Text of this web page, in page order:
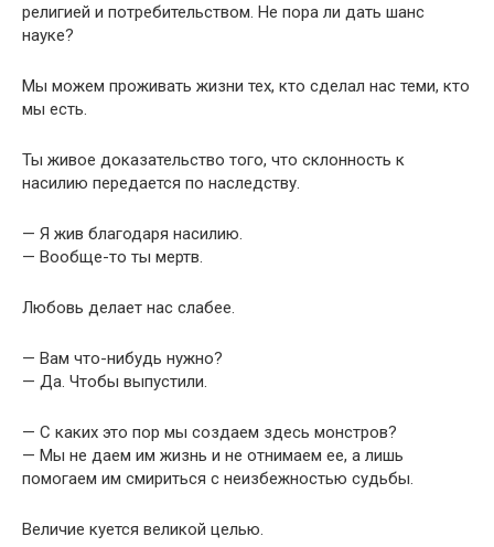
религией и потребительством. Не пора ли дать шанс
науке?
Мы можем проживать жизни тех, кто сделал нас теми, кто
мы есть.
Ты живое доказательство того, что склонность к
насилию передается по наследству.
— Я жив благодаря насилию.
— Вообще-то ты мертв.
Любовь делает нас слабее.
— Вам что-нибудь нужно?
— Да. Чтобы выпустили.
— С каких это пор мы создаем здесь монстров?
— Мы не даем им жизнь и не отнимаем ее, а лишь
помогаем им смириться с неизбежностью судьбы.
Величие куется великой целью.